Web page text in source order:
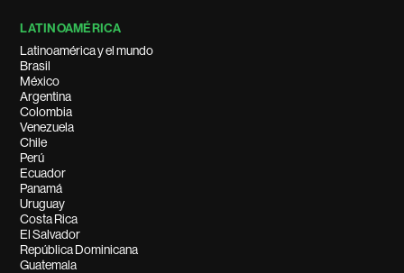
LATINOAMÉRICA
Latinoamérica y el mundo
Brasil
México
Argentina
Colombia
Venezuela
Chile
Perú
Ecuador
Panamá
Uruguay
Costa Rica
El Salvador
República Dominicana
Guatemala